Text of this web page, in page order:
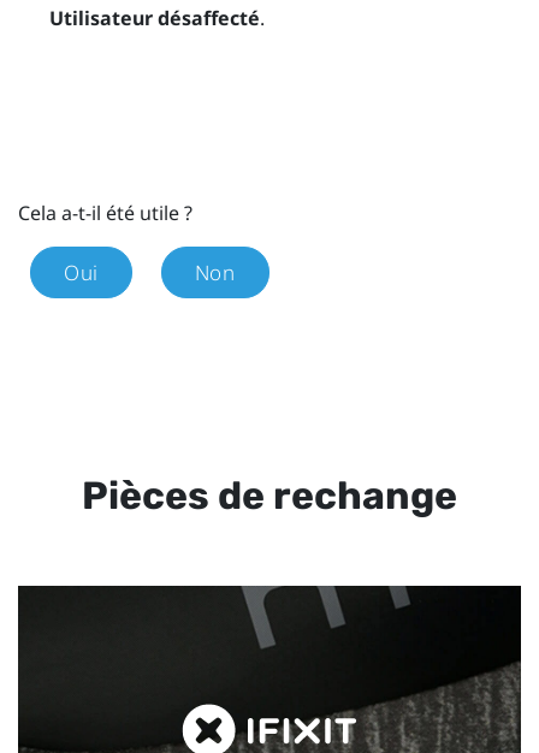
Utilisateur désaffecté.
Cela a-t-il été utile ?
Oui Non
Pièces de rechange